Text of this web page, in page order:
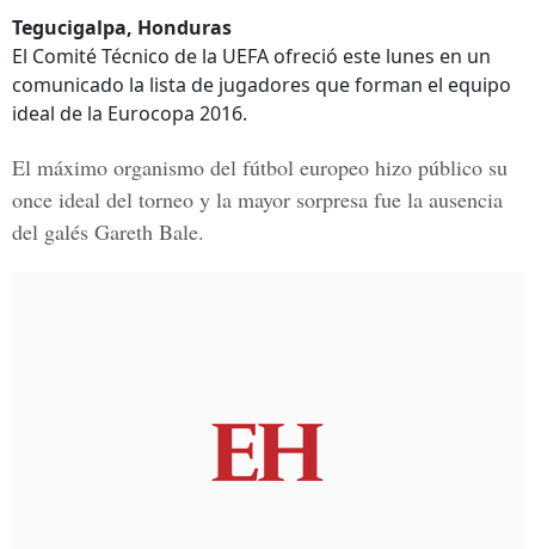
Tegucigalpa, Honduras
El Comité Técnico de la UEFA ofreció este lunes en un
comunicado la lista de jugadores que forman el equipo
ideal de la Eurocopa 2016.
El máximo organismo del fútbol europeo hizo público su
once ideal del torneo y la mayor sorpresa fue la ausencia
del galés Gareth Bale.